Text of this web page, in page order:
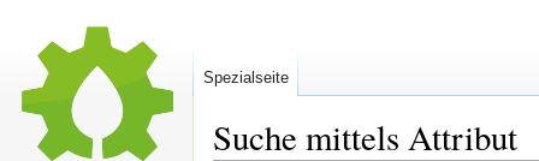
Suche mittels Attribut
Spezialseite